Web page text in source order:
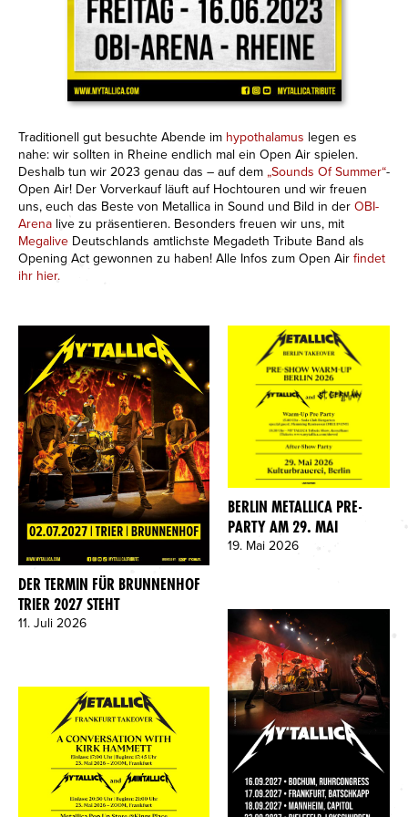
Traditionell gut besuchte Abende im hypothalamus legen es
nahe: wir sollten in Rheine endlich mal ein Open Air spielen.
Deshalb tun wir 2023 genau das – auf dem „Sounds Of Summer“-
Open Air! Der Vorverkauf läuft auf Hochtouren und wir freuen
uns, euch das Beste von Metallica in Sound und Bild in der OBI-
Arena live zu präsentieren. Besonders freuen wir uns, mit
Megalive Deutschlands amtlichste Megadeth Tribute Band als
Opening Act gewonnen zu haben! Alle Infos zum Open Air findet
ihr hier.
DER TERMIN FÜR BRUNNENHOF
TRIER 2027 STEHT
11. Juli 2026
BERLIN METALLICA PRE-
PARTY AM 29. MAI
19. Mai 2026